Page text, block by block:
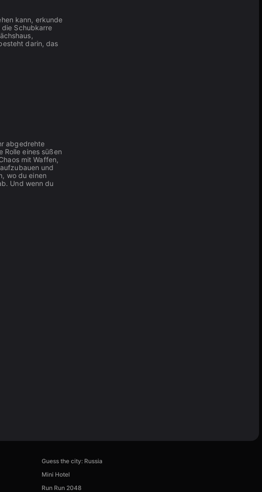
kann, erkunde
Schubkarre
darin, das
abgedrehte
Rolle eines süßen
mit Waffen,
und
wo du einen
Und wenn du
Guess the city: Russia
Mini Hotel
Run Run 2048